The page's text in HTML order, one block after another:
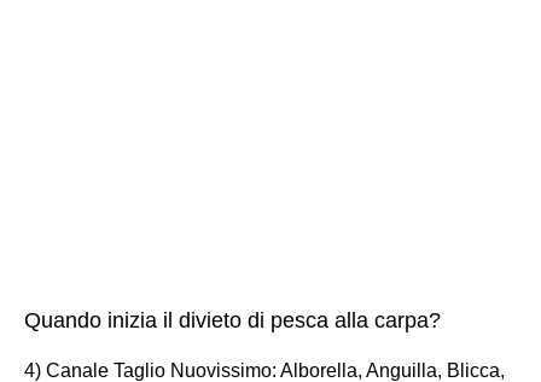
Quando inizia il divieto di pesca alla carpa?
4) Canale Taglio Nuovissimo: Alborella, Anguilla, Blicca,